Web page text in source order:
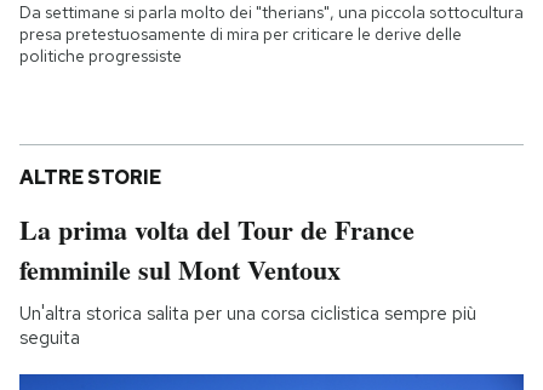
Da settimane si parla molto dei "therians", una piccola sottocultura
presa pretestuosamente di mira per criticare le derive delle
politiche progressiste
ALTRE STORIE
La prima volta del Tour de France
femminile sul Mont Ventoux
Un'altra storica salita per una corsa ciclistica sempre più
seguita